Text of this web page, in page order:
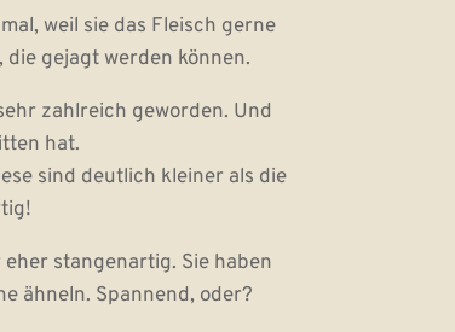
weil sie das Fleisch gerne
gejagt werden können.
zahlreich geworden. Und
hat.
sind deutlich kleiner als die
stangenartig. Sie haben
ähneln. Spannend, oder?